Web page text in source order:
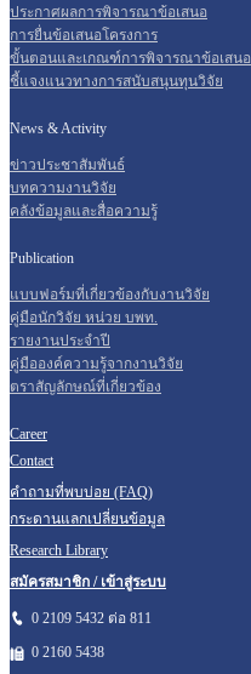
ประกาศผลการพิจารณาข้อเสนอ
การยื่นข้อเสนอโครงการ
ขั้นตอนและเกณฑ์การพิจารณาข้อเสนอ
ชี้แจงแนวทางการสนับสนุนทุนวิจัย
News & Activity
ข่าวประชาสัมพันธ์
บทความงานวิจัย
คลังข้อมูลและสื่อความรู้
Publication
แบบฟอร์มที่เกี่ยวข้องกับงานวิจัย
คู่มือนักวิจัย หน่วย บพท.
รายงานประจำปี
คู่มือองค์ความรู้จากงานวิจัย
ตราสัญลักษณ์ที่เกี่ยวข้อง
Career
Contact
คำถามที่พบบ่อย (FAQ)
กระดานแลกเปลี่ยนข้อมูล
Research Library
สมัครสมาชิก / เข้าสู่ระบบ
0 2109 5432 ต่อ 811
0 2160 5438